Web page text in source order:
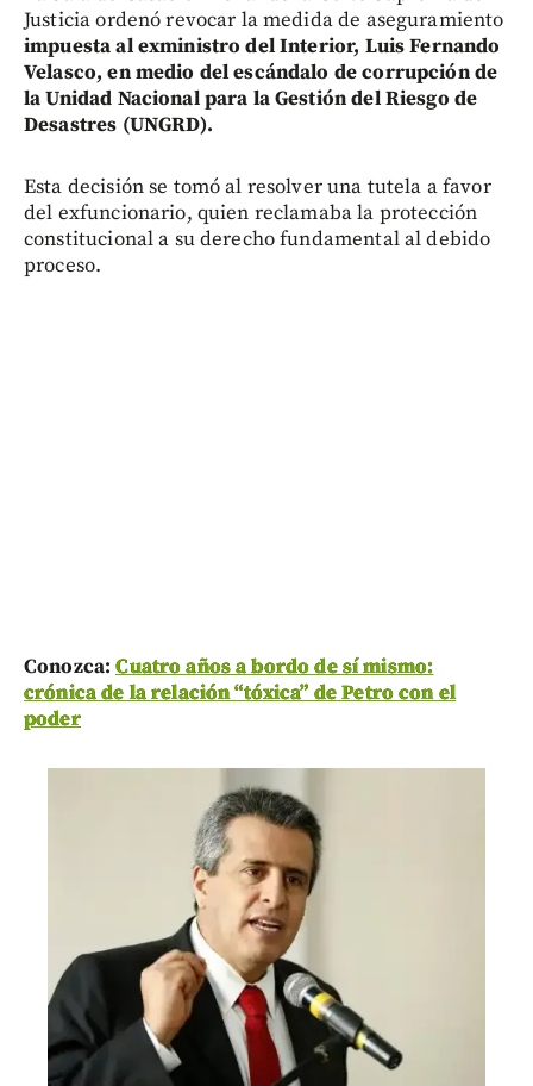
Justicia ordenó revocar la medida de aseguramiento
impuesta al exministro del Interior, Luis Fernando
Velasco, en medio del escándalo de corrupción de
la Unidad Nacional para la Gestión del Riesgo de
Desastres (UNGRD).
Esta decisión se tomó al resolver una tutela a favor
del exfuncionario, quien reclamaba la protección
constitucional a su derecho fundamental al debido
proceso.
Conozca:Cuatro años a bordo de sí mismo:
crónica de la relación “tóxica” de Petro con el
poder